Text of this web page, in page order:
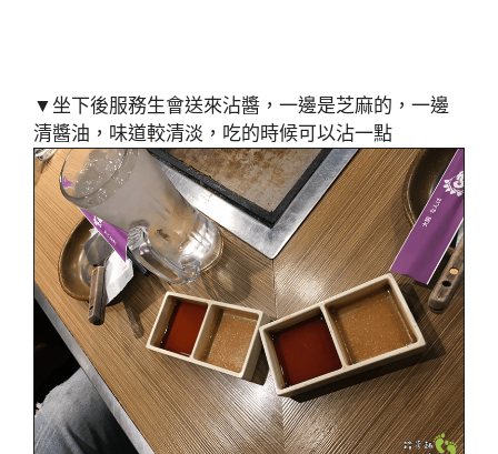
▼坐下後服務生會送來沾醬，一邊是芝麻的，一邊
清醬油，味道較清淡，吃的時候可以沾一點